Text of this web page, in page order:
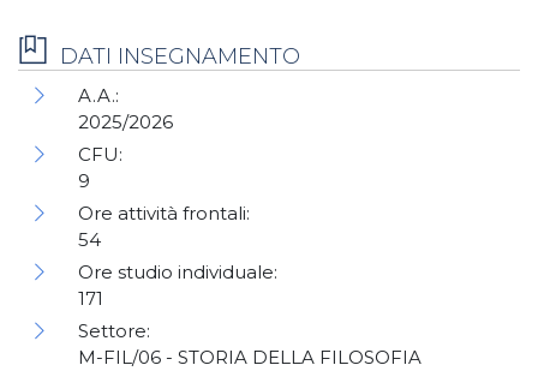
DATI INSEGNAMENTO
A.A.:
2025/2026
CFU:
9
Ore attività frontali:
54
Ore studio individuale:
171
Settore:
M-FIL/06 - STORIA DELLA FILOSOFIA